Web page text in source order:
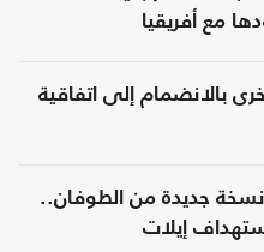
مع أفريقيا
بالانضمام إلى اتفاقية
نسخة جديدة من الطوفان..
إيلات